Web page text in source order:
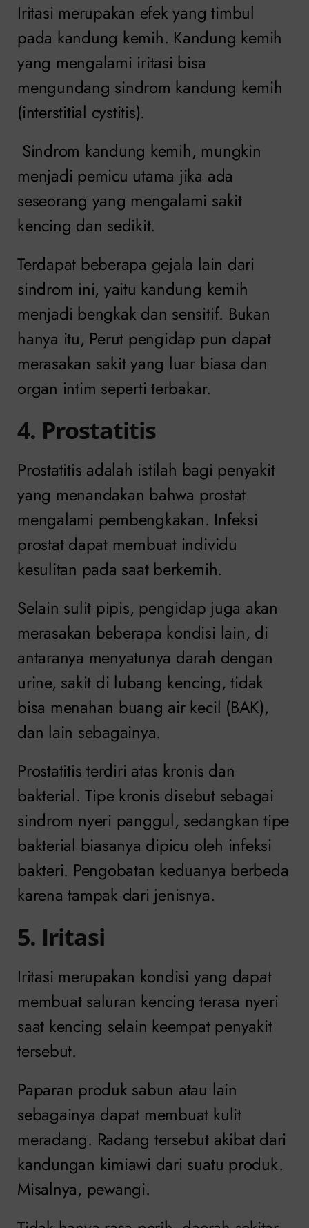
Iritasi merupakan efek yang timbul
pada kandung kemih. Kandung kemih
yang mengalami iritasi bisa
mengundang sindrom kandung kemih
(interstitial cystitis).
Sindrom kandung kemih, mungkin
menjadi pemicu utama jika ada
seseorang yang mengalami sakit
kencing dan sedikit.
Terdapat beberapa gejala lain dari
sindrom ini, yaitu kandung kemih
menjadi bengkak dan sensitif. Bukan
hanya itu, Perut pengidap pun dapat
merasakan sakit yang luar biasa dan
organ intim seperti terbakar.
4. Prostatitis
Prostatitis adalah istilah bagi penyakit
yang menandakan bahwa prostat
mengalami pembengkakan. Infeksi
prostat dapat membuat individu
kesulitan pada saat berkemih.
Selain sulit pipis, pengidap juga akan
merasakan beberapa kondisi lain, di
antaranya menyatunya darah dengan
urine, sakit di lubang kencing, tidak
bisa menahan buang air kecil (BAK),
dan lain sebagainya.
Prostatitis terdiri atas kronis dan
bakterial. Tipe kronis disebut sebagai
sindrom nyeri panggul, sedangkan tipe
bakterial biasanya dipicu oleh infeksi
bakteri. Pengobatan keduanya berbeda
karena tampak dari jenisnya.
5. Iritasi
Iritasi merupakan kondisi yang dapat
membuat saluran kencing terasa nyeri
saat kencing selain keempat penyakit
tersebut.
Paparan produk sabun atau lain
sebagainya dapat membuat kulit
meradang. Radang tersebut akibat dari
kandungan kimiawi dari suatu produk.
Misalnya, pewangi.